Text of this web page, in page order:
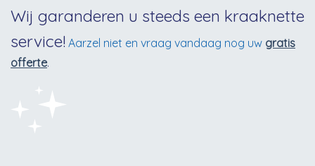
Wij garanderen u steeds een kraaknette
service! Aarzel niet en vraag vandaag nog uw gratis
offerte.